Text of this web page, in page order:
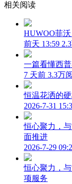
相关阅读
HUWOO菲
前天 13:59
一篇看懂西
7 天前 3.3万
恒温花洒的
2026-7-31
恒心聚力，
面推进
2026-7-29
恒心聚力，
项服务